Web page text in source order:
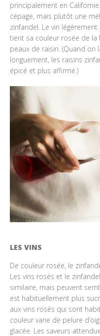
principalement en
cépage, mais plutôt une
zinfandel. Le vin
tient sa couleur rosée de la
peaux de raisin. (Quand on
longuement, les raisins
épicé et plus affirmé.)
LES VINS
De couleur rosée, le
Les vins rosés et le
similaire, mais peuvent
est habituellement plus
aux vins rosés qui sont
couleur varie de pelure
glacée. Les saveurs